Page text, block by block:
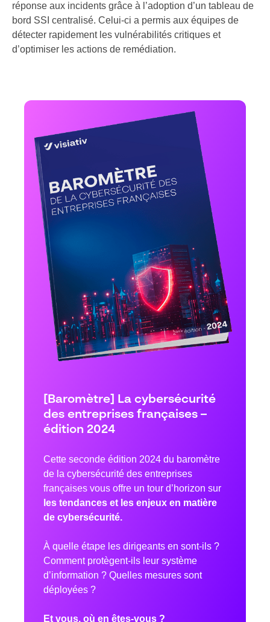
réponse aux incidents grâce à l’adoption d’un tableau de
bord SSI centralisé. Celui-ci a permis aux équipes de
détecter rapidement les vulnérabilités critiques et
d’optimiser les actions de remédiation.
[Baromètre] La cybersécurité
des entreprises françaises –
édition 2024
Cette seconde édition 2024 du baromètre
de la cybersécurité des entreprises
françaises vous offre un tour d’horizon sur
les tendances et les enjeux en matière
de cybersécurité.
À quelle étape les dirigeants en sont-ils ?
Comment protègent-ils leur système
d’information ? Quelles mesures sont
déployées ?
Et vous, où en êtes-vous ?